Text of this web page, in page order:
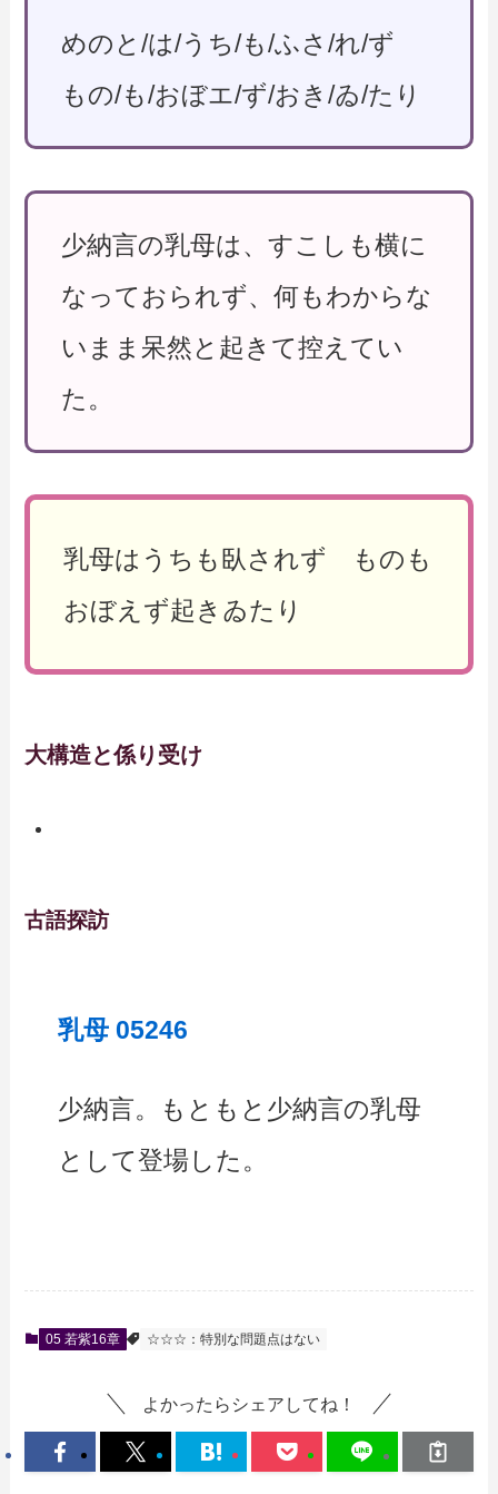
めのと/は/うち/も/ふさ/れ/ず
もの/も/おぼエ/ず/おき/ゐ/たり
少納言の乳母は、すこしも横に
なっておられず、何もわからな
いまま呆然と起きて控えてい
た。
乳母はうちも臥されず ものも
おぼえず起きゐたり
大構造と係り受け
古語探訪
乳母 05246
少納言。もともと少納言の乳母
として登場した。
05 若紫16章 ☆☆☆：特別な問題点はない
よかったらシェアしてね！